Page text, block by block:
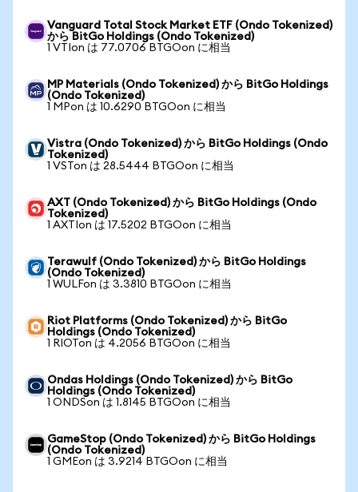
Vanguard Total Stock Market ETF (Ondo Tokenized)
から BitGo Holdings (Ondo Tokenized)
1 VTIon は 77.0706 BTGOon に相当
MP Materials (Ondo Tokenized) から BitGo Holdings
(Ondo Tokenized)
1 MPon は 10.6290 BTGOon に相当
Vistra (Ondo Tokenized) から BitGo Holdings (Ondo
Tokenized)
1 VSTon は 28.5444 BTGOon に相当
AXT (Ondo Tokenized) から BitGo Holdings (Ondo
Tokenized)
1 AXTIon は 17.5202 BTGOon に相当
Terawulf (Ondo Tokenized) から BitGo Holdings
(Ondo Tokenized)
1 WULFon は 3.3810 BTGOon に相当
Riot Platforms (Ondo Tokenized) から BitGo
Holdings (Ondo Tokenized)
1 RIOTon は 4.2056 BTGOon に相当
Ondas Holdings (Ondo Tokenized) から BitGo
Holdings (Ondo Tokenized)
1 ONDSon は 1.8145 BTGOon に相当
GameStop (Ondo Tokenized) から BitGo Holdings
(Ondo Tokenized)
1 GMEon は 3.9214 BTGOon に相当